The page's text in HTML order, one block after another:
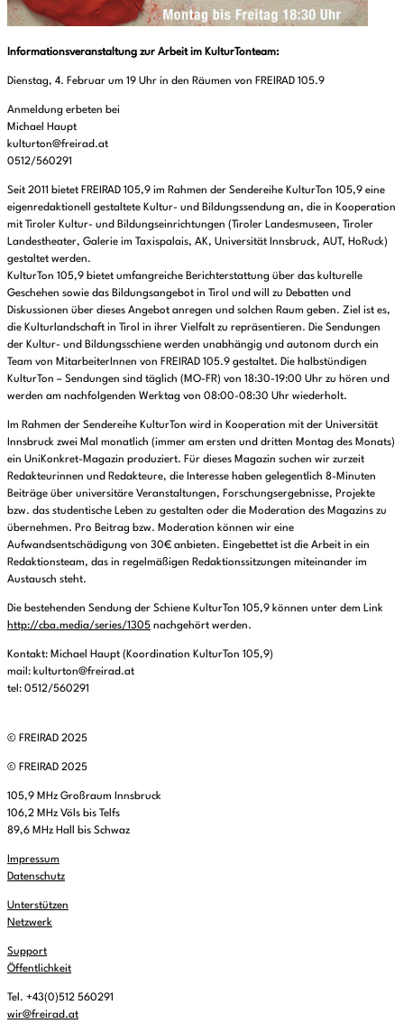
Informationsveranstaltung zur Arbeit im KulturTonteam:
Dienstag, 4. Februar um 19 Uhr in den Räumen von FREIRAD 105.9
Anmeldung erbeten bei
Michael Haupt
kulturton@freirad.at
0512/560291
Seit 2011 bietet FREIRAD 105,9 im Rahmen der Sendereihe KulturTon 105,9 eine
eigenredaktionell gestaltete Kultur- und Bildungssendung an, die in Kooperation
mit Tiroler Kultur- und Bildungseinrichtungen (Tiroler Landesmuseen, Tiroler
Landestheater, Galerie im Taxispalais, AK, Universität Innsbruck, AUT, HoRuck)
gestaltet werden.
KulturTon 105,9 bietet umfangreiche Berichterstattung über das kulturelle
Geschehen sowie das Bildungsangebot in Tirol und will zu Debatten und
Diskussionen über dieses Angebot anregen und solchen Raum geben. Ziel ist es,
die Kulturlandschaft in Tirol in ihrer Vielfalt zu repräsentieren. Die Sendungen
der Kultur- und Bildungsschiene werden unabhängig und autonom durch ein
Team von MitarbeiterInnen von FREIRAD 105.9 gestaltet. Die halbstündigen
KulturTon – Sendungen sind täglich (MO-FR) von 18:30-19:00 Uhr zu hören und
werden am nachfolgenden Werktag von 08:00-08:30 Uhr wiederholt.
Im Rahmen der Sendereihe KulturTon wird in Kooperation mit der Universität
Innsbruck zwei Mal monatlich (immer am ersten und dritten Montag des Monats)
ein UniKonkret-Magazin produziert. Für dieses Magazin suchen wir zurzeit
Redakteurinnen und Redakteure, die Interesse haben gelegentlich 8-Minuten
Beiträge über universitäre Veranstaltungen, Forschungsergebnisse, Projekte
bzw. das studentische Leben zu gestalten oder die Moderation des Magazins zu
übernehmen. Pro Beitrag bzw. Moderation können wir eine
Aufwandsentschädigung von 30€ anbieten. Eingebettet ist die Arbeit in ein
Redaktionsteam, das in regelmäßigen Redaktionssitzungen miteinander im
Austausch steht.
Die bestehenden Sendung der Schiene KulturTon 105,9 können unter dem Link
http://cba.media/series/1305 nachgehört werden.
Kontakt: Michael Haupt (Koordination KulturTon 105,9)
mail: kulturton@freirad.at
tel: 0512/560291
© FREIRAD 2025
© FREIRAD 2025
105,9 MHz Großraum Innsbruck
106,2 MHz Völs bis Telfs
89,6 MHz Hall bis Schwaz
Impressum
Datenschutz
Unterstützen
Netzwerk
Support
Öffentlichkeit
Tel. +43(0)512 560291
wir@freirad.at